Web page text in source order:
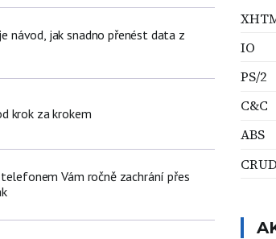
návod, jak snadno přenést data z
krok za krokem
Vám ročně zachrání přes
IO
PS/2
C&C
ABS